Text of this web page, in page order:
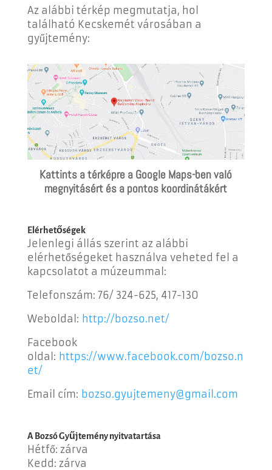
Az alábbi térkép megmutatja, hol
található Kecskemét városában a
gyűjtemény:
Kattints a térképre a Google Maps-ben való
megnyitásért és a pontos koordinátákért
Elérhetőségek
Jelenlegi állás szerint az alábbi
elérhetőségeket használva veheted fel a
kapcsolatot a múzeummal:
Telefonszám: 76/ 324-625, 417-130
Weboldal: http://bozso.net/
Facebook
oldal: https://www.facebook.com/bozso.n
et/
Email cím: bozso.gyujtemeny@gmail.com
A Bozsó Gyűjtemény nyitvatartása
Hétfő: zárva
Kedd: zárva